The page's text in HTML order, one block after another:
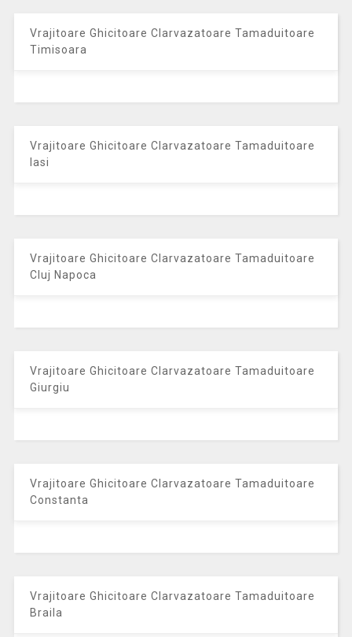
Vrajitoare Ghicitoare Clarvazatoare Tamaduitoare
Timisoara
Vrajitoare Ghicitoare Clarvazatoare Tamaduitoare
Iasi
Vrajitoare Ghicitoare Clarvazatoare Tamaduitoare
Cluj Napoca
Vrajitoare Ghicitoare Clarvazatoare Tamaduitoare
Giurgiu
Vrajitoare Ghicitoare Clarvazatoare Tamaduitoare
Constanta
Vrajitoare Ghicitoare Clarvazatoare Tamaduitoare
Braila